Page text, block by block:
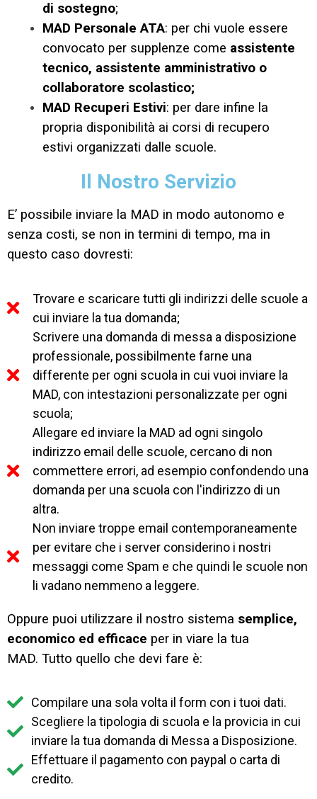
di sostegno;
MAD Personale ATA: per chi vuole essere
convocato per supplenze come assistente
tecnico, assistente amministrativo o
collaboratore scolastico;
MAD Recuperi Estivi: per dare infine la
propria disponibilità ai corsi di recupero
estivi organizzati dalle scuole.
Il Nostro Servizio
E’ possibile inviare la MAD in modo autonomo e
senza costi, se non in termini di tempo, ma in
questo caso dovresti:
Trovare e scaricare tutti gli indirizzi delle scuole a
cui inviare la tua domanda;
Scrivere una domanda di messa a disposizione
professionale, possibilmente farne una
differente per ogni scuola in cui vuoi inviare la
MAD, con intestazioni personalizzate per ogni
scuola;
Allegare ed inviare la MAD ad ogni singolo
indirizzo email delle scuole, cercano di non
commettere errori, ad esempio confondendo una
domanda per una scuola con l'indirizzo di un
altra.
Non inviare troppe email contemporaneamente
per evitare che i server considerino i nostri
messaggi come Spam e che quindi le scuole non
li vadano nemmeno a leggere.
Oppure puoi utilizzare il nostro sistema semplice,
economico ed efficace per in viare la tua
MAD. Tutto quello che devi fare è:
Compilare una sola volta il form con i tuoi dati.
Scegliere la tipologia di scuola e la provicia in cui
inviare la tua domanda di Messa a Disposizione.
Effettuare il pagamento con paypal o carta di
credito.